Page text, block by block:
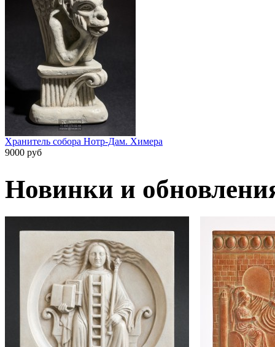
Хранитель собора Нотр-Дам. Химера
9000 руб
Новинки и